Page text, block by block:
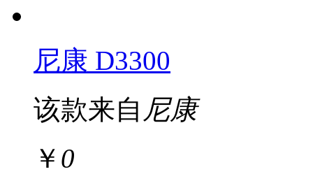
尼康 D3300
该款来自 尼康
￥ 0